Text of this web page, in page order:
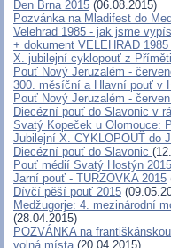
Den Brna 2015 (06.08.2015)
Pozvánka na Mladifest do
Velehrad 1985 - jak jsme
+ dokument VELEHRAD
X. jubilejní cyklopouť z
Pouť Nový Jeruzalém -
300. měsíční a Hlavní pouť v
Pouť Nový Jeruzalém -
Diecézní pouť do Slavonic v
Svatý Kopeček u Olomouce:
Jubilejní X. CYKLOPOUŤ do
Diecézní pouť do Slavonic
Pouť médií Svatý Hostýn 2015
Jarní pouť - TURZOVKA 2015
Dívčí pěší pouť 2015
Medžugorje: 4. mezinárodní
(28.04.2015)
POZVÁNKA na
volná místa(20.04.2015)